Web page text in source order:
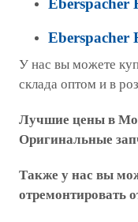
Eberspacher
Eberspacher
У нас вы можете
склада оптом и в
Лучшие цены в
Оригинальные
Также у нас вы
отремонтировать